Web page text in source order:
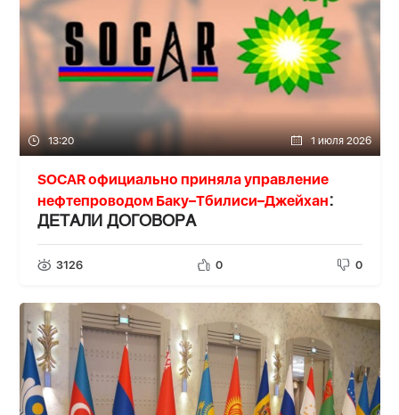
13:20 1 июля 2026
SOCAR официально приняла управление
нефтепроводом Баку–Тбилиси–Джейхан:
ДЕТАЛИ ДОГОВОРА
3126 0 0